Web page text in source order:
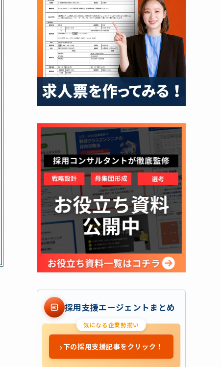
採用支援エージェントまとめ
気になる企業勢揃い
›下の採用支援記事をクリック！